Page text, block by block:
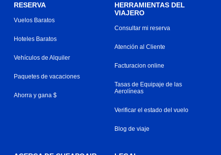
RESERVA
Vuelos Baratos
Hoteles Baratos
Vehículos de Alquiler
Paquetes de vacaciones
Ahorra y gana $
HERRAMIENTAS DEL
VIAJERO
Consultar mi reserva
Atención al Cliente
Facturacion online
Tasas de Equipaje de las
Aerolíneas
Verificar el estado del vuelo
Blog de viaje